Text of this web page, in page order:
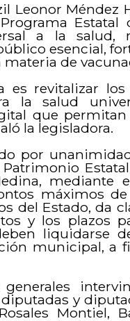
Leonor Méndez
a la salud,
esencial,
de
es revitalizar
la salud
que
la legisladora.
por
mediante
máximos
del Estado, da
y los plazos
liquidarse
municipal, a
y
Montiel,